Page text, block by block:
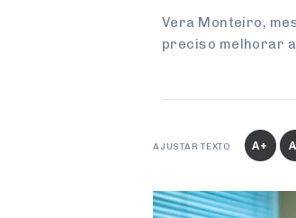
Vera Monteiro,
preciso melhorar
AJUSTAR TEXTO A+